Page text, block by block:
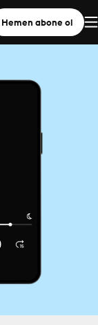
Hemen abone ol